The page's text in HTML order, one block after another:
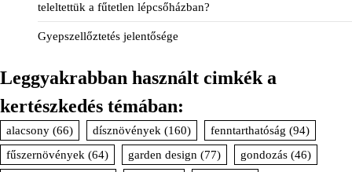
teleltettük a fűtetlen lépcsőházban?
Gyepszellőztetés jelentősége
Leggyakrabban használt cimkék a
kertészkedés témában:
alacsony (66) dísznövények (160) fenntarthatóság (94)
fűszernövények (64) garden design (77) gondozás (46)